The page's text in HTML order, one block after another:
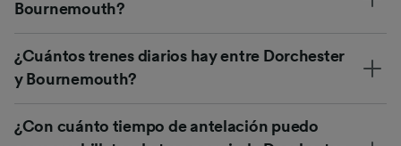
Bournemouth?
¿Cuántos trenes diarios hay entre Dorchester
y Bournemouth?
¿Con cuánto tiempo de antelación puedo